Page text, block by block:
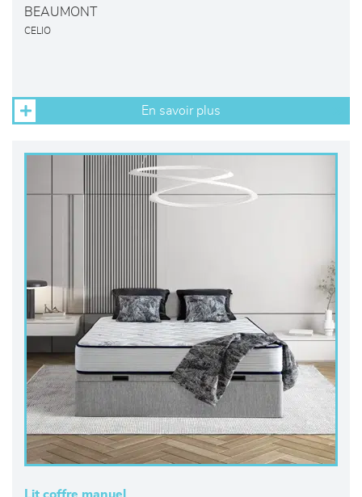
BEAUMONT
CELIO
En savoir plus